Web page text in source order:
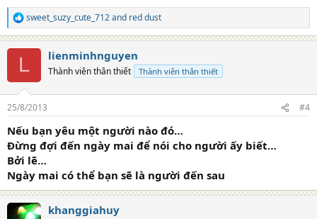
R
e
a
s
sweet_suzy_cute_712and red dust
L lienminhnguyen
Thành viên thân thiết Thành viên thân thiết
25/8/2013 #4
Nếu bạn yêu một người nào đó…
Đừng đợi đến ngày mai để nói cho người ấy biết…
Bởi lẽ…
Ngày mai có thể bạn sẽ là người đến sau
khanggiahuy